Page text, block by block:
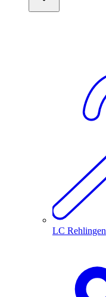
LC Rehlingen